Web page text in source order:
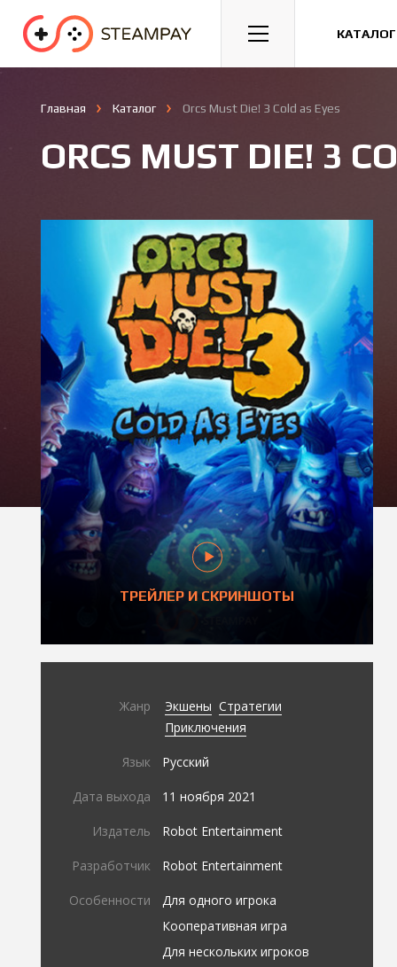
Спорт Гонки Казуальные
Главная Каталог Orcs Must Die! 3 Cold as Eyes
ORCS MUST DIE! 3
ТРЕЙЛЕР И СКРИНШОТЫ
Жанр Экшены Стратегии
Приключения
Язык Русский
Дата выхода 11 ноября 2021
Издатель Robot Entertainment
Разработчик Robot Entertainment
Особенности
Для одного игрока
Кооперативная игра
Для нескольких игроков